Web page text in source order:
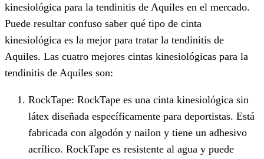
kinesiológica para la tendinitis de Aquiles en el mercado.
Puede resultar confuso saber qué tipo de cinta
kinesiológica es la mejor para tratar la tendinitis de
Aquiles. Las cuatro mejores cintas kinesiológicas para la
tendinitis de Aquiles son:
RockTape: RockTape es una cinta kinesiológica sin
látex diseñada específicamente para deportistas. Está
fabricada con algodón y nailon y tiene un adhesivo
acrílico. RockTape es resistente al agua y puede